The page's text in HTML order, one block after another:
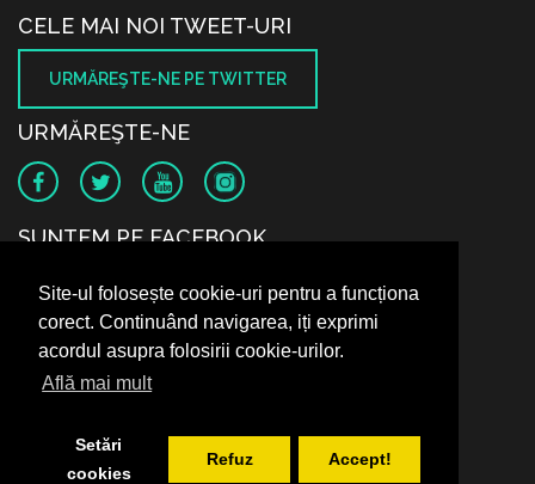
Site-ul folosește cookie-uri pentru a funcționa
corect. Continuând navigarea, iți exprimi
acordul asupra folosirii cookie-urilor.
Află mai mult
Setări
cookies
Refuz Accept!
CELE MAI NOI TWEET-URI
URMĂREŞTE-NE PE TWITTER
URMĂREŞTE-NE
SUNTEM PE FACEBOOK